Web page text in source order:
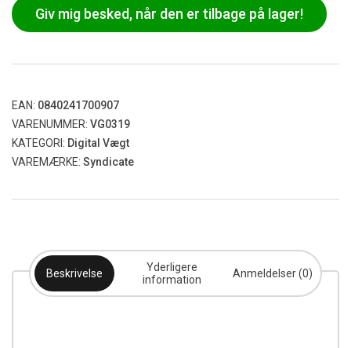
Giv mig besked, når den er tilbage på lager!
EAN: 0840241700907
VARENUMMER: VG0319
KATEGORI: Digital Vægt
VAREMÆRKE: Syndicate
Beskrivelse
Yderligere
information
Anmeldelser (0)